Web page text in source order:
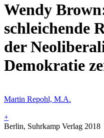
Wendy
schleichende
der
Demokratie
Martin Repohl, M.A.
+
Berlin, Suhrkamp Verlag 2018